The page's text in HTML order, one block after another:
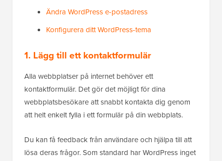
Ändra WordPress e-postadress
Konfigurera ditt WordPress-tema
1. Lägg till ett kontaktformulär
Alla webbplatser på internet behöver ett
kontaktformulär. Det gör det möjligt för dina
webbplatsbesökare att snabbt kontakta dig genom
att helt enkelt fylla i ett formulär på din webbplats.
Du kan få feedback från användare och hjälpa till att
lösa deras frågor. Som standard har WordPress inget